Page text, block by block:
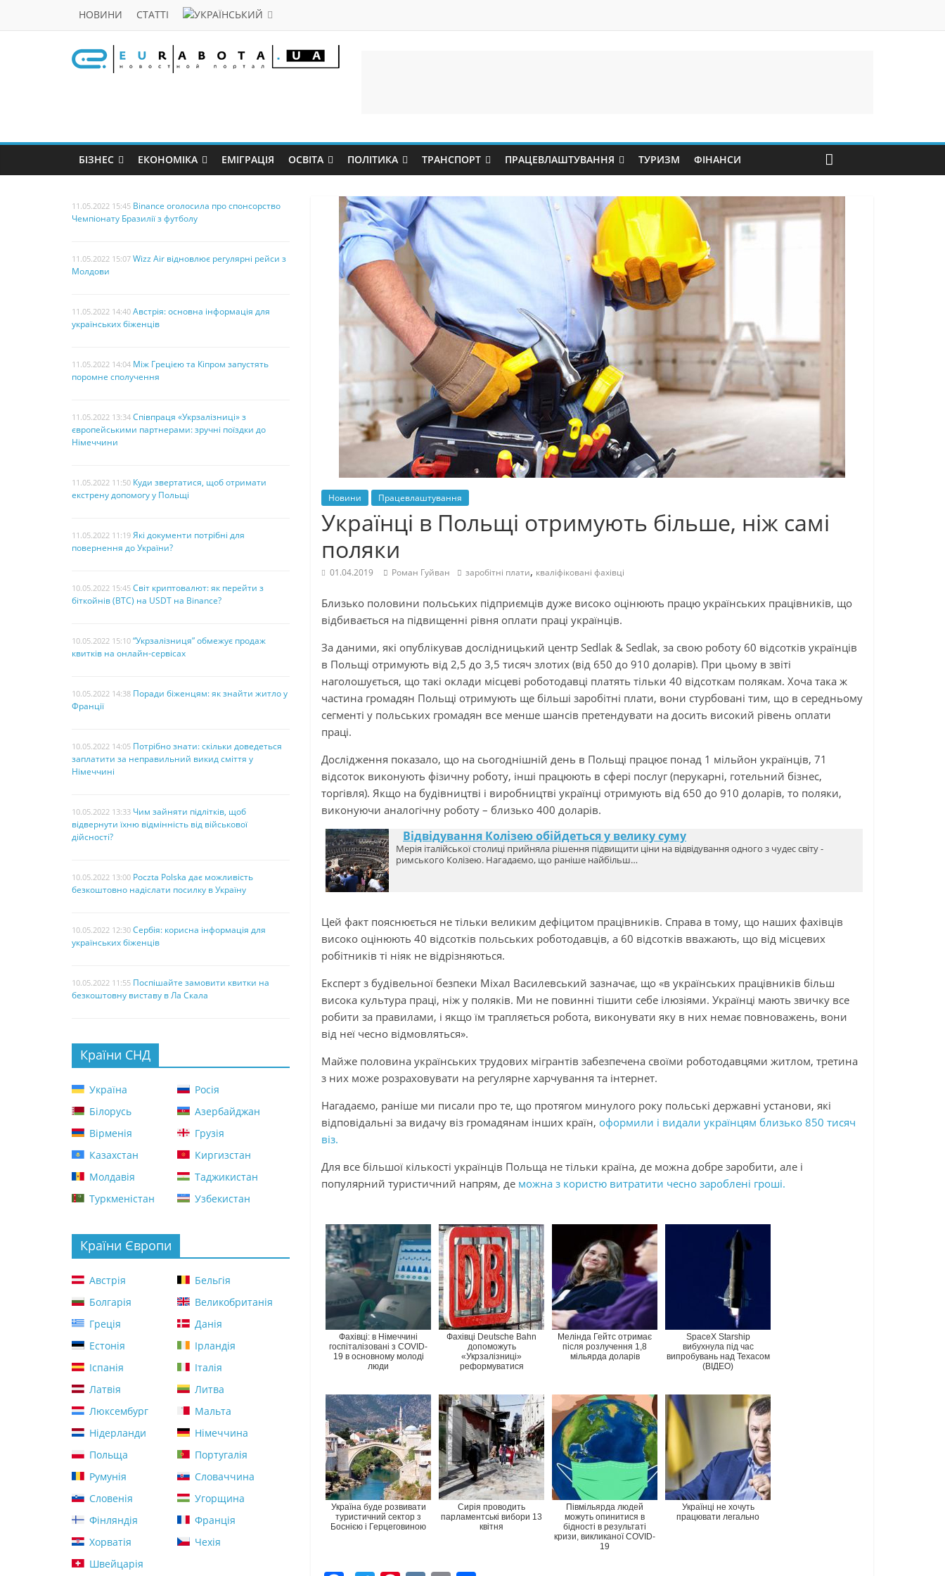
НОВИНИ СТАТТІ
БІЗНЕС ЕКОНОМІКА ЕМІГРАЦІЯ ОСВІТА ПОЛІТИКА ТРАНСПОРТ ПРАЦЕВЛАШТУВАННЯ ТУРИЗМ ФІНАНСИ
Новини Працевлаштування
Українці в Польщі отримують більше, ніж самі
поляки
01.04.2019 Роман Гуйван заробітні плати, кваліфіковані фахівці
Близько половини польських підприємців дуже високо оцінюють працю українських працівників, що
відбивається на підвищенні рівня оплати праці українців.
За даними, які опублікував дослідницький центр Sedlak & Sedlak, за свою роботу 60 відсотків українців
в Польщі отримують від 2,5 до 3,5 тисяч злотих (від 650 до 910 доларів). При цьому в звіті
наголошується, що такі оклади місцеві роботодавці платять тільки 40 відсоткам полякам. Хоча така ж
частина громадян Польщі отримують ще більші заробітні плати, вони стурбовані тим, що в середньому
сегменті у польських громадян все менше шансів претендувати на досить високий рівень оплати
праці.
Дослідження показало, що на сьогоднішній день в Польщі працює понад 1 мільйон українців, 71
відсоток виконують фізичну роботу, інші працюють в сфері послуг (перукарні, готельний бізнес,
торгівля). Якщо на будівництві і виробництві українці отримують від 650 до 910 доларів, то поляки,
виконуючи аналогічну роботу – близько 400 доларів.
Відвідування Колізею обійдеться у велику суму
Мерія італійської столиці прийняла рішення підвищити ціни на відвідування одного з чудес світу -
римського Колізею. Нагадаємо, що раніше найбільш…
Цей факт пояснюється не тільки великим дефіцитом працівників. Справа в тому, що наших фахівців
високо оцінюють 40 відсотків польських роботодавців, а 60 відсотків вважають, що від місцевих
робітників ті ніяк не відрізняються.
Експерт з будівельної безпеки Міхал Василевський зазначає, що «в українських працівників більш
висока культура праці, ніж у поляків. Ми не повинні тішити себе ілюзіями. Українці мають звичку все
робити за правилами, і якщо їм трапляється робота, виконувати яку в них немає повноважень, вони
від неї чесно відмовляться».
Майже половина українських трудових мігрантів забезпечена своїми роботодавцями житлом, третина
з них може розраховувати на регулярне харчування та інтернет.
Нагадаємо, раніше ми писали про те, що протягом минулого року польські державні установи, які
відповідальні за видачу віз громадянам інших країн, оформили і видали українцям близько 850 тисяч
віз.
Для все більшої кількості українців Польща не тільки країна, де можна добре заробити, але і
популярний туристичний напрям, де можна з користю витратити чесно зароблені гроші.
Фахівці: в Німеччині
госпіталізовані з COVID-
19 в основному молоді
люди
Фахівці Deutsche Bahn
допоможуть
«Укрзалізниці»
реформуватися
Мелінда Гейтс отримає
після розлучення 1,8
мільярда доларів
SpaceX Starship
вибухнула під час
випробувань над Техасом
(ВІДЕО)
Україна буде розвивати
туристичний сектор з
Боснією і Герцеговиною
Сирія проводить
парламентські вибори 13
квітня
Півмільярда людей
можуть опинитися в
бідності в результаті
кризи, викликаної COVID-
19
Українці не хочуть
працювати легально
11.05.2022 15:45 Binance оголосила про спонсорство
Чемпіонату Бразилії з футболу
11.05.2022 15:07 Wizz Air відновлює регулярні рейси з
Молдови
11.05.2022 14:40 Австрія: основна інформація для
українських біженців
11.05.2022 14:04 Між Грецією та Кіпром запустять
поромне сполучення
11.05.2022 13:34 Співпраця «Укрзалізниці» з
європейськими партнерами: зручні поїздки до
Німеччини
11.05.2022 11:50 Куди звертатися, щоб отримати
екстрену допомогу у Польщі
11.05.2022 11:19 Які документи потрібні для
повернення до України?
10.05.2022 15:45 Світ криптовалют: як перейти з
біткойнів (BTC) на USDT на Binance?
10.05.2022 15:10 “Укрзалізниця” обмежує продаж
квитків на онлайн-сервісах
10.05.2022 14:38 Поради біженцям: як знайти житло у
Франції
10.05.2022 14:05 Потрібно знати: скільки доведеться
заплатити за неправильний викид сміття у
Німеччині
10.05.2022 13:33 Чим зайняти підлітків, щоб
відвернути їхню відмінність від військової
дійсності?
10.05.2022 13:00 Poczta Polska дає можливість
безкоштовно надіслати посилку в Україну
10.05.2022 12:30 Сербія: корисна інформація для
українських біженців
10.05.2022 11:55 Поспішайте замовити квитки на
безкоштовну виставу в Ла Скала
Країни СНД
Україна
Росія
Білорусь
Азербайджан
Вірменія
Грузія
Казахстан
Киргизстан
Молдавія
Таджикистан
Туркменістан
Узбекистан
Країни Європи
Австрія
Бельгія
Болгарія
Великобританія
Греція
Данія
Естонія
Ірландія
Іспанія
Італія
Латвія
Литва
Люксембург
Мальта
Нідерланди
Німеччина
Польща
Португалія
Румунія
Словаччина
Словенія
Угорщина
Фінляндія
Франція
Хорватія
Чехія
Швейцарія